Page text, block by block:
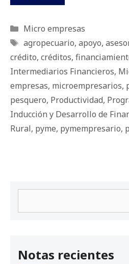
Categorías
Micro empresas
Etiquetas
agropecuario, apoyo,
crédito, créditos,
Intermediarios Financieros,
empresas, microempresarios,
pesquero, Productividad,
Inducción y Desarrollo de
Rural, pyme, pymempresario,
Notas recientes